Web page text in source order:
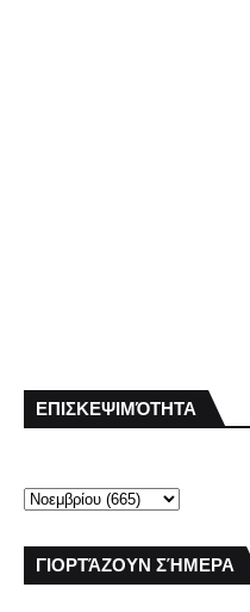
ΕΠΙΣΚΕΨΙΜΌΤΗΤΑ
ΓΙΟΡΤΆΖΟΥΝ ΣΉΜΕΡΑ